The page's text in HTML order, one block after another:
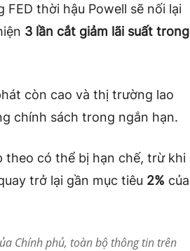
thời hậu Powell sẽ nối lại
3 lần cắt giảm lãi suất trong
còn cao và thị trường lao
chính sách trong ngắn hạn.
theo có thể bị hạn chế, trừ khi
trở lại gần mục tiêu 2% của
Chính phủ, toàn bộ thông tin trên